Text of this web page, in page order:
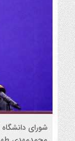
شورای